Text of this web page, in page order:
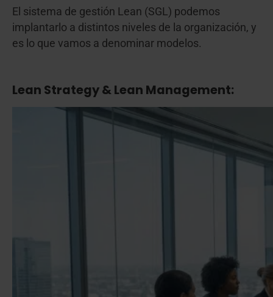
El sistema de gestión Lean (SGL) podemos
implantarlo a distintos niveles de la organización, y
es lo que vamos a denominar modelos.
Lean Strategy & Lean Management: